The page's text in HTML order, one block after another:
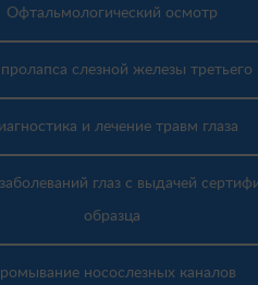
Офтальмологический осмотр
слезной железы третьего
и лечение травм глаза
глаз с выдачей
образца
носослезных каналов